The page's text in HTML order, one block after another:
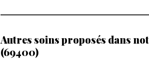
Autres soins proposés dans
(69400)